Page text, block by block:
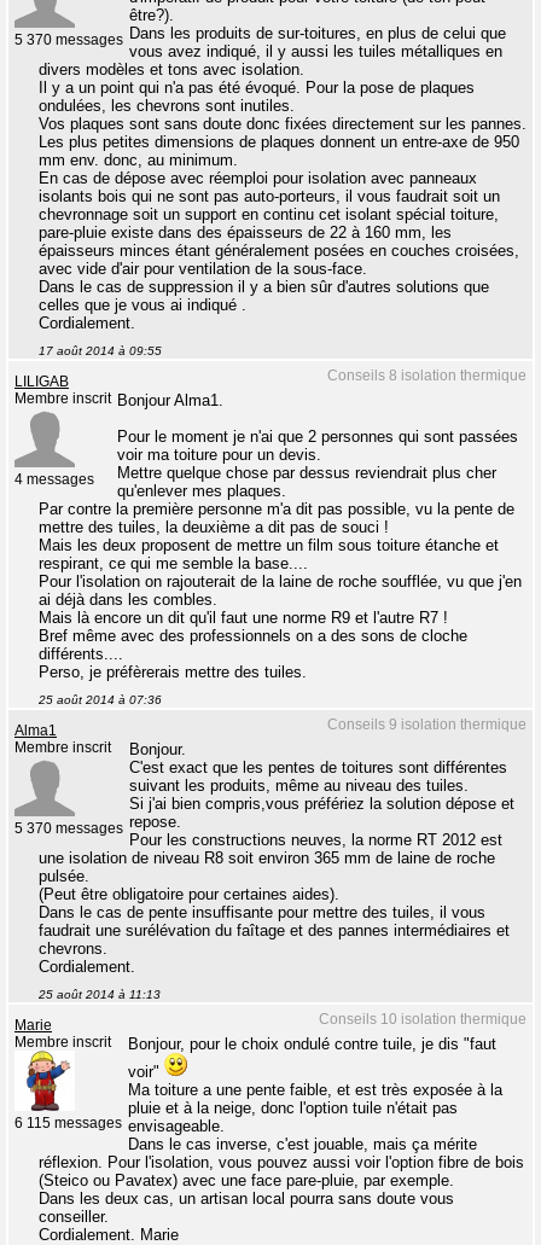
5 370 messages
être?).
Dans les produits de sur-toitures, en plus de celui que
vous avez indiqué, il y aussi les tuiles métalliques en
divers modèles et tons avec isolation.
Il y a un point qui n'a pas été évoqué. Pour la pose de plaques
ondulées, les chevrons sont inutiles.
Vos plaques sont sans doute donc fixées directement sur les pannes.
Les plus petites dimensions de plaques donnent un entre-axe de 950
mm env. donc, au minimum.
En cas de dépose avec réemploi pour isolation avec panneaux
isolants bois qui ne sont pas auto-porteurs, il vous faudrait soit un
chevronnage soit un support en continu cet isolant spécial toiture,
pare-pluie existe dans des épaisseurs de 22 à 160 mm, les
épaisseurs minces étant généralement posées en couches croisées,
avec vide d'air pour ventilation de la sous-face.
Dans le cas de suppression il y a bien sûr d'autres solutions que
celles que je vous ai indiqué .
Cordialement.
17 août 2014 à 09:55
Conseils 8 isolation thermique
LILIGAB
Membre inscrit
4 messages
Bonjour Alma1.
Pour le moment je n'ai que 2 personnes qui sont passées
voir ma toiture pour un devis.
Mettre quelque chose par dessus reviendrait plus cher
qu'enlever mes plaques.
Par contre la première personne m'a dit pas possible, vu la pente de
mettre des tuiles, la deuxième a dit pas de souci !
Mais les deux proposent de mettre un film sous toiture étanche et
respirant, ce qui me semble la base....
Pour l'isolation on rajouterait de la laine de roche soufflée, vu que j'en
ai déjà dans les combles.
Mais là encore un dit qu'il faut une norme R9 et l'autre R7 !
Bref même avec des professionnels on a des sons de cloche
différents....
Perso, je préfèrerais mettre des tuiles.
25 août 2014 à 07:36
Conseils 9 isolation thermique
Alma1
Membre inscrit
5 370 messages
Bonjour.
C'est exact que les pentes de toitures sont différentes
suivant les produits, même au niveau des tuiles.
Si j'ai bien compris,vous préfériez la solution dépose et
repose.
Pour les constructions neuves, la norme RT 2012 est
une isolation de niveau R8 soit environ 365 mm de laine de roche
pulsée.
(Peut être obligatoire pour certaines aides).
Dans le cas de pente insuffisante pour mettre des tuiles, il vous
faudrait une surélévation du faîtage et des pannes intermédiaires et
chevrons.
Cordialement.
25 août 2014 à 11:13
Conseils 10 isolation thermique
Marie
Membre inscrit
6 115 messages
Bonjour, pour le choix ondulé contre tuile, je dis "faut
voir"
Ma toiture a une pente faible, et est très exposée à la
pluie et à la neige, donc l'option tuile n'était pas
envisageable.
Dans le cas inverse, c'est jouable, mais ça mérite
réflexion. Pour l'isolation, vous pouvez aussi voir l'option fibre de bois
(Steico ou Pavatex) avec une face pare-pluie, par exemple.
Dans les deux cas, un artisan local pourra sans doute vous
conseiller.
Cordialement. Marie